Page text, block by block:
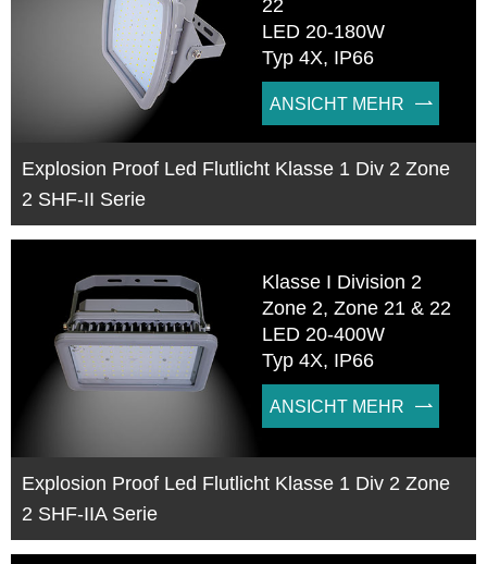
22
LED 20-180W
Typ 4X, IP66
ANSICHT MEHR 
Explosion Proof Led Flutlicht Klasse 1 Div 2 Zone
2 SHF-II Serie
Klasse I Division 2
Zone 2, Zone 21 & 22
LED 20-400W
Typ 4X, IP66
ANSICHT MEHR 
Explosion Proof Led Flutlicht Klasse 1 Div 2 Zone
2 SHF-IIA Serie